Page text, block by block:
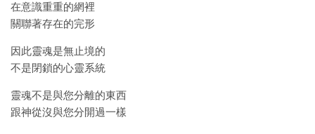
在意識重重的網裡
關聯著存在的完形
因此靈魂是無止境的
不是閉鎖的心靈系統
靈魂不是與您分離的東西
跟神從沒與您分開過一樣